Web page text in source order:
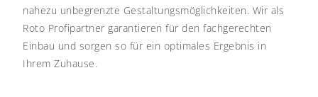
nahezu unbegrenzte Gestaltungsmöglichkeiten. Wir als
Roto Profipartner garantieren für den fachgerechten
Einbau und sorgen so für ein optimales Ergebnis in
Ihrem Zuhause.